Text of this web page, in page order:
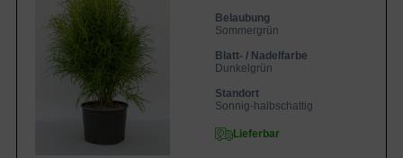
Belaubung
Sommergrün
Blatt- / Nadelfarbe
Dunkelgrün
Standort
Sonnig-halbschattig
Lieferbar